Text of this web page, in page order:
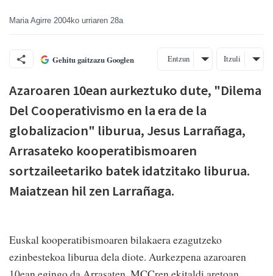
Maria Agirre 2004ko urriaren 28a
Gehitu gaitzazu Googlen Entzun Itzuli
Azaroaren 10ean aurkeztuko dute, "Dilema
Del Cooperativismo en la era de la
globalizacion" liburua, Jesus Larrañaga,
Arrasateko kooperatibismoaren
sortzaileetariko batek idatzitako liburua.
Maiatzean hil zen Larrañaga.
Euskal kooperatibismoaren bilakaera ezagutzeko
ezinbestekoa liburua dela diote. Aurkezpena azaroaren